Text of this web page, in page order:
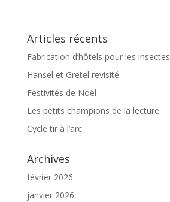
Articles récents
Fabrication d’hôtels pour les insectes
Hansel et Gretel revisité
Festivités de Noël
Les petits champions de la lecture
Cycle tir à l’arc
Archives
février 2026
janvier 2026